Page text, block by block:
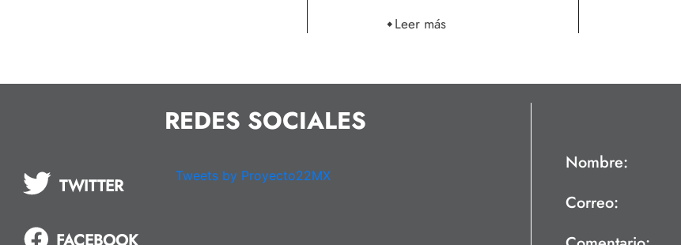
Leer más
REDES SOCIALES
TWITTER Tweets by Proyecto22MX
Nombre:
Correo: